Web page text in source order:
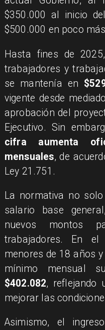
$350.000 al inicio
$500.000 en poco
Hasta fines de
trabajadores y
se mantenía en
vigente desde
aprobación del
Ejecutivo. Sin
cifra aumenta
mensuales, de
Ley 21.751.
La normativa no
salario base
nuevos montos
trabajadores. En
menores de 18 años
mínimo mensual
$402.082, reflejando
mejorar las
Asimismo, el